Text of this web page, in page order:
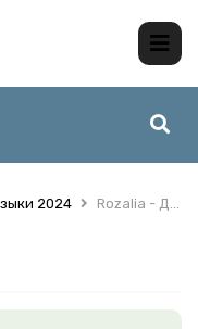
2024 Rozalia - Дышать